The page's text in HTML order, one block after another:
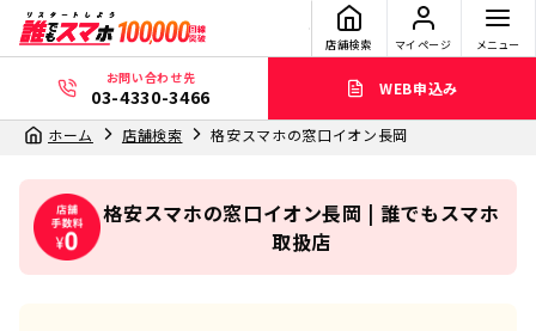
店舗検索 マイページ メニュー
お問い合わせ先
03-4330-3466 WEB申込み
ホーム 店舗検索 格安スマホの窓口イオン長岡
格安スマホの窓口イオン長岡 | 誰でもスマホ
取扱店